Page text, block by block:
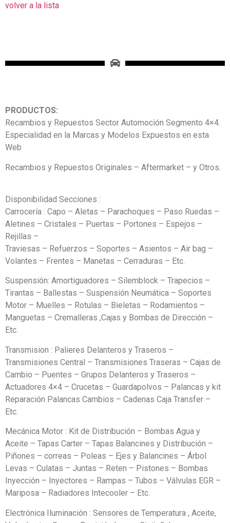
volver a la lista
PRODUCTOS:
Recambios y Repuestos Sector Automoción Segmento 4×4.
Especialidad en la Marcas y Modelos Expuestos en esta
Web
Recambios y Repuestos Originales – Aftermarket – y Otros.
Disponibilidad Secciones :
Carrocería : Capo – Aletas – Parachoques – Paso Ruedas –
Aletines – Cristales – Puertas – Portones – Espejos –
Rejillas –
Traviesas – Refuerzos – Soportes – Asientos – Air bag –
Volantes – Frentes – Manetas – Cerraduras – Etc.
Suspensión: Amortiguadores – Silemblock – Trapecios –
Tirantas – Ballestas – Suspensión Neumática – Soportes
Motor – Muelles – Rotulas – Bieletas – Rodamientos –
Manguetas – Cremalleras ,Cajas y Bombas de Dirección –
Etc.
Transmision : Palieres Delanteros y Traseros –
Transmisiones Central – Transmisiones Traseras – Cajas de
Cambio – Puentes – Grupos Delanteros y Traseros –
Actuadores 4×4 – Crucetas – Guardapolvos – Palancas y kit
Reparación Palancas Cambios – Cadenas Caja Transfer –
Etc.
Mecánica Motor : Kit de Distribución – Bombas Agua y
Aceite – Tapas Carter – Tapas Balancines y Distribución –
Piñones – correas – Poleas – Ejes y Balancines – Árbol
Levas – Culatas – Juntas – Reten – Pistones – Bombas
Inyección – Inyectores – Rampas – Tubos – Válvulas EGR –
Mariposa – Radiadores Intecooler – Etc.
Electrónica Iluminación : Sensores de Temperatura , Aceite,